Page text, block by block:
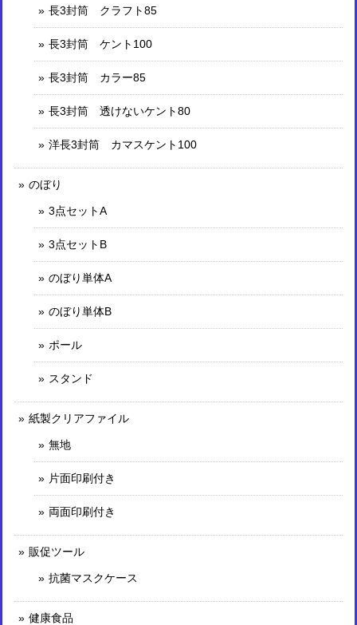
長3封筒 クラフト85
長3封筒 ケント100
長3封筒 カラー85
長3封筒 透けないケント80
洋長3封筒 カマスケント100
のぼり
3点セットA
3点セットB
のぼり単体A
のぼり単体B
ポール
スタンド
紙製クリアファイル
無地
片面印刷付き
両面印刷付き
販促ツール
抗菌マスクケース
健康食品